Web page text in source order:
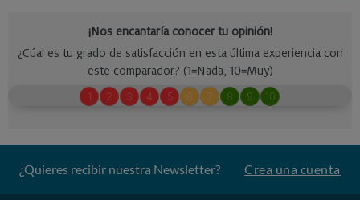
¿Quieres recibir nuestra Newsletter? Crea una cuenta